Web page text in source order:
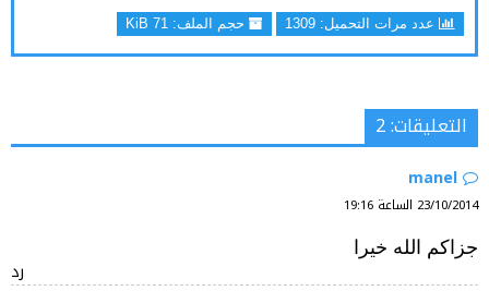
عدد مرات التحميل: 1309 حجم الملف: 71 KiB
التعليقات: 2
manel
23/10/2014 الساعة 19:16
جزاكم الله خيرا
رد